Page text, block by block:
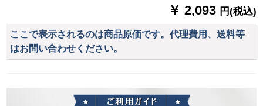
￥ 2,093 円(税込)
ここで表示されるのは商品原価です。代理費用、送料等
はお問い合わせください。